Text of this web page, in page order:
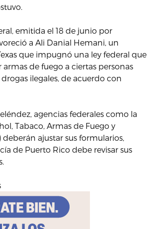
emitida el 18 de junio por
a Ali Danial Hemani, un
que impugnó una ley federal que
de fuego a ciertas personas
ilegales, de acuerdo con
agencias federales como la
Tabaco, Armas de Fuego y
deberán ajustar sus formularios,
de Puerto Rico debe revisar sus